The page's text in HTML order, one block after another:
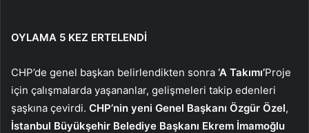
OYLAMA 5 KEZ ERTELENDİ
CHP’de genel başkan belirlendikten sonra ‘A Takımı’Proje
için çalışmalarda yaşananlar, gelişmeleri takip edenleri
şaşkına çevirdi. CHP’nin yeni Genel Başkanı Özgür Özel,
İstanbul Büyükşehir Belediye Başkanı Ekrem İmamoğlu